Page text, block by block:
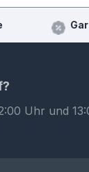
Uhr und